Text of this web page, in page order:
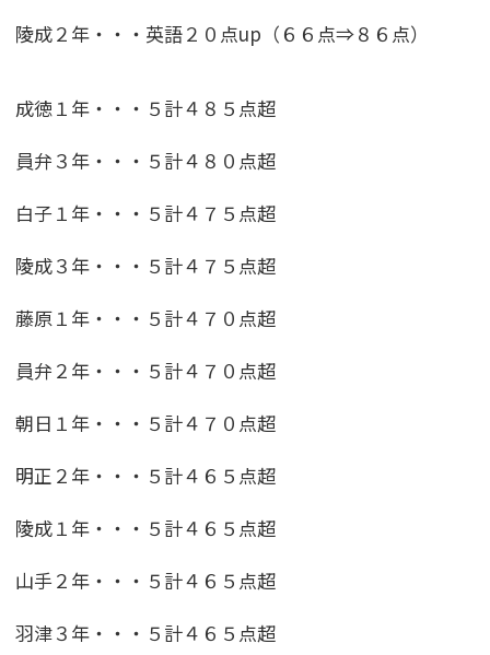
陵成２年・・・英語２０点up（６６点⇒８６点）
成徳１年・・・５計４８５点超
員弁３年・・・５計４８０点超
白子１年・・・５計４７５点超
陵成３年・・・５計４７５点超
藤原１年・・・５計４７０点超
員弁２年・・・５計４７０点超
朝日１年・・・５計４７０点超
明正２年・・・５計４６５点超
陵成１年・・・５計４６５点超
山手２年・・・５計４６５点超
羽津３年・・・５計４６５点超